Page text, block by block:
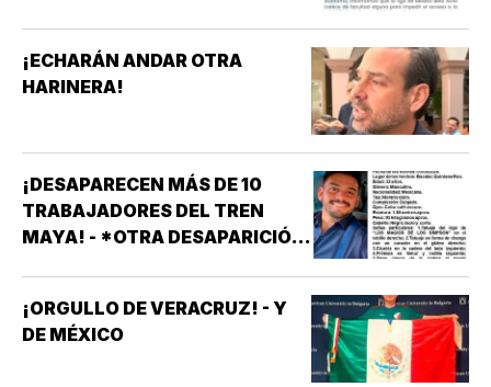
¡ECHARÁN ANDAR OTRA
HARINERA!
¡DESAPARECEN MÁS DE 10
TRABAJADORES DEL TREN
MAYA! - *OTRA DESAPARICIÓN
¡ORGULLO DE VERACRUZ! - Y
DE MÉXICO